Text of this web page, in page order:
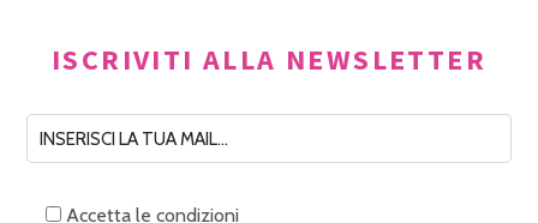
ISCRIVITI ALLA NEWSLETTER
Accetta le condizioni